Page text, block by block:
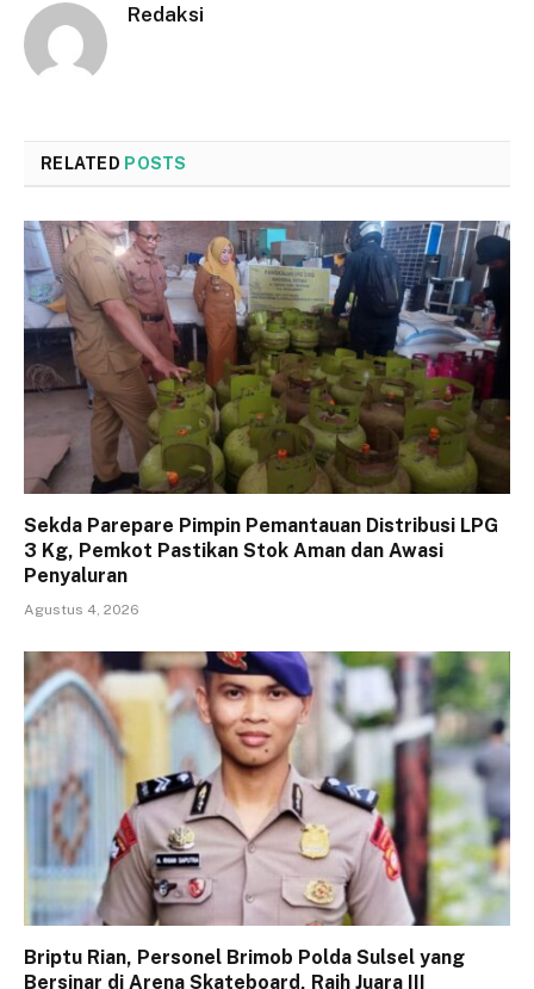
Redaksi
RELATED POSTS
Sekda Parepare Pimpin Pemantauan Distribusi LPG
3 Kg, Pemkot Pastikan Stok Aman dan Awasi
Penyaluran
Agustus 4, 2026
Briptu Rian, Personel Brimob Polda Sulsel yang
Bersinar di Arena Skateboard, Raih Juara III